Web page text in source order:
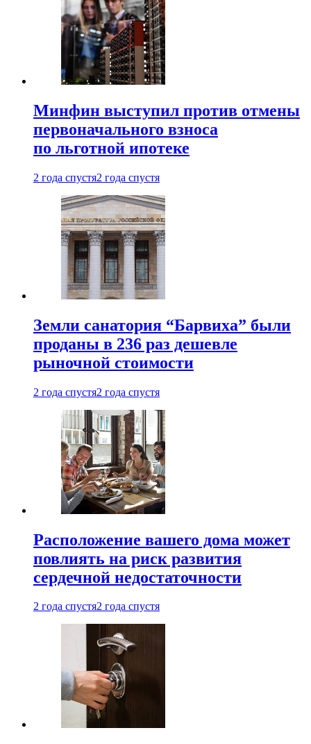
Минфин выступил против отмены
первоначального взноса
по льготной ипотеке
2 года спустя2 года спустя
Земли санатория “Барвиха” были
проданы в 236 раз дешевле
рыночной стоимости
2 года спустя2 года спустя
Расположение вашего дома может
повлиять на риск развития
сердечной недостаточности
2 года спустя2 года спустя